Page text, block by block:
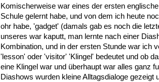
Komischerweise war eines der ersten
Schule gelernt habe, und von dem ich heute
ohr habe, 'gadget' (damals gab es noch die
unseres war kaputt, man lernte nach einer
Kombination, und in der ersten Stunde war ich
'lesson' oder 'visitor' 'Klingel' bedeutet und ob
eine Klingel war und überhaupt war alles ganz
Diashows wurden kleine Alltagsdialoge gezeigt